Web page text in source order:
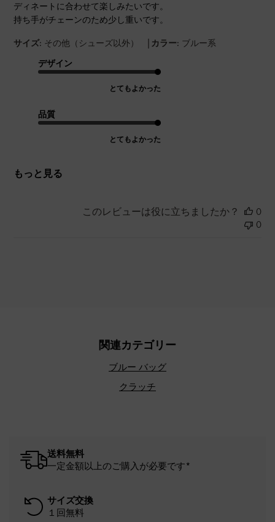
ディネートに合わせて楽しみたいです。
持ち手がチェーンのため少し重いです。
サイズ: その他（シューズ以外） | カラー: ブルー系
デザイン
とてもよかった
品質
とてもよかった
もっと見る
このレビューは役に立ちましたか？
0
0
関連カテゴリー
ブルー バッグ
クラッチ
送料無料
一定金額以上のご購入が必要です*
サイズ交換
１回無料